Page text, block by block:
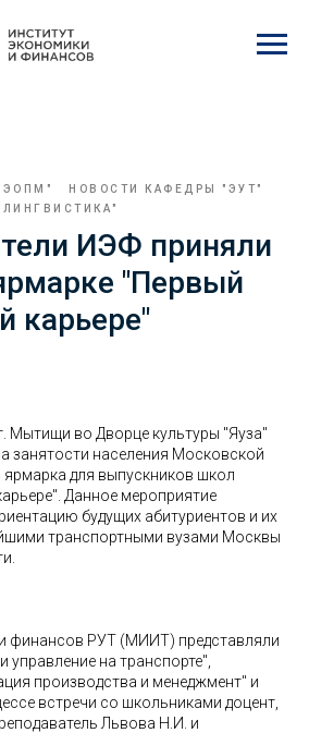
НОВОСТИ КАФЕДРЫ "ЭУТ"
ИЭФ приняли
"Первый
карьере"
Мытищи во Дворце культуры "Яуза"
занятости населения Московской
для выпускников школ
Данное мероприятие
будущих абитуриентов и их
транспортными вузами Москвы
финансов РУТ (МИИТ) представляли
на транспорте",
производства и менеджмент" и
встречи со школьниками доцент,
Львова Н.И. и